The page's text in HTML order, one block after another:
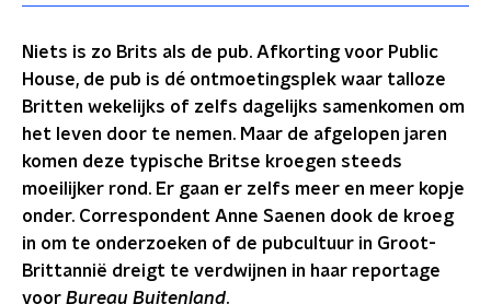
Niets is zo Brits als de pub. Afkorting voor Public
House, de pub is dé ontmoetingsplek waar talloze
Britten wekelijks of zelfs dagelijks samenkomen om
het leven door te nemen. Maar de afgelopen jaren
komen deze typische Britse kroegen steeds
moeilijker rond. Er gaan er zelfs meer en meer kopje
onder. Correspondent Anne Saenen dook de kroeg
in om te onderzoeken of de pubcultuur in Groot-
Brittannië dreigt te verdwijnen in haar reportage
voor Bureau Buitenland.